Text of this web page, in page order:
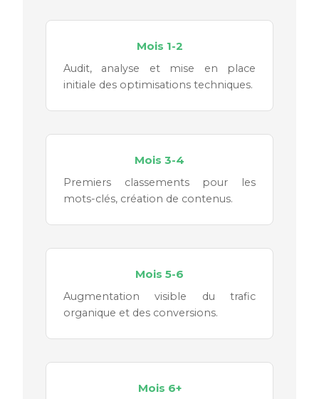
Mois 1-2
Audit, analyse et mise en place
initiale des optimisations techniques.
Mois 3-4
Premiers classements pour les
mots-clés, création de contenus.
Mois 5-6
Augmentation visible du trafic
organique et des conversions.
Mois 6+